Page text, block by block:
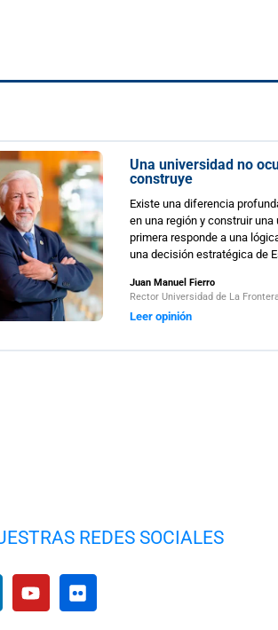
lo
una universidad
para esa región. La
la segunda, a
REDES SOCIALES